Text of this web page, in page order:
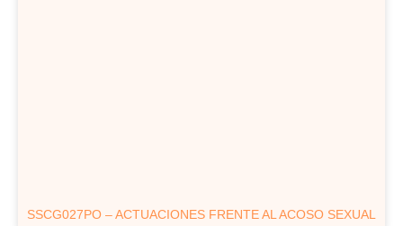
SSCG027PO – ACTUACIONES FRENTE AL ACOSO SEXUAL